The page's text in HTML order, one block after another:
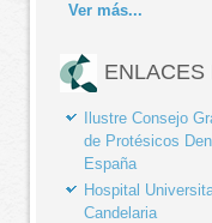
Ver más...
ENLACES
Ilustre Consejo
de Protésicos
España
Hospital
Candelaria